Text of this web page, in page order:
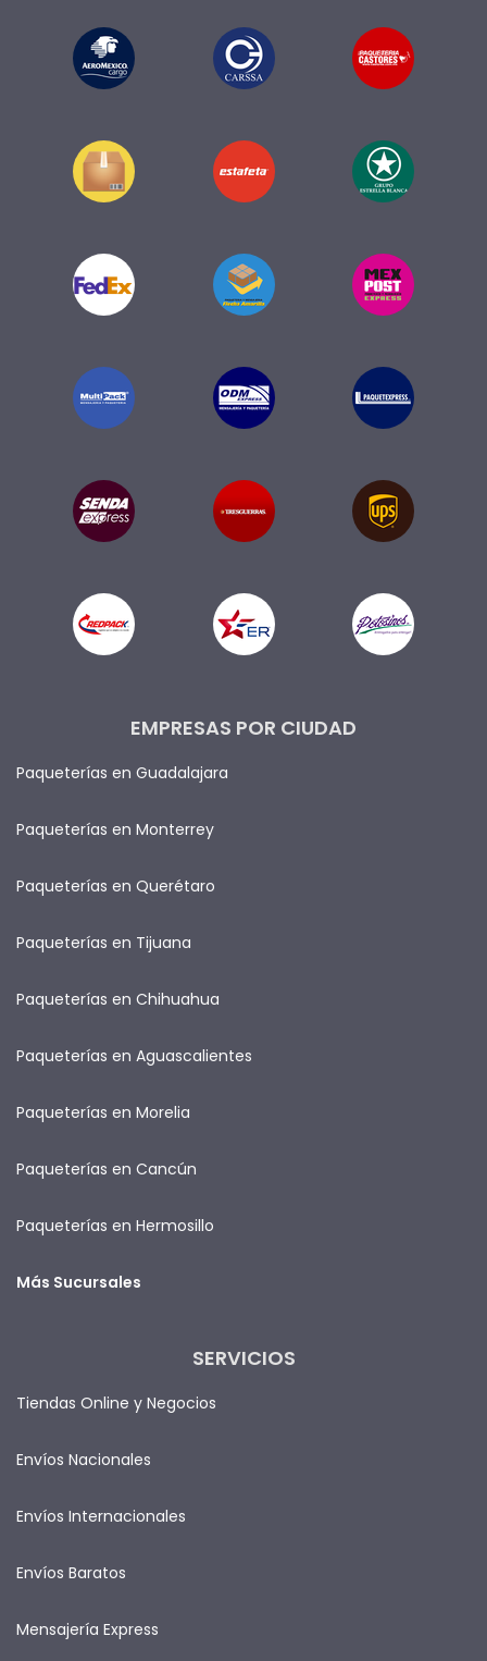
EMPRESAS POR CIUDAD
Paqueterías en Guadalajara
Paqueterías en Monterrey
Paqueterías en Querétaro
Paqueterías en Tijuana
Paqueterías en Chihuahua
Paqueterías en Aguascalientes
Paqueterías en Morelia
Paqueterías en Cancún
Paqueterías en Hermosillo
Más Sucursales
SERVICIOS
Tiendas Online y Negocios
Envíos Nacionales
Envíos Internacionales
Envíos Baratos
Mensajería Express